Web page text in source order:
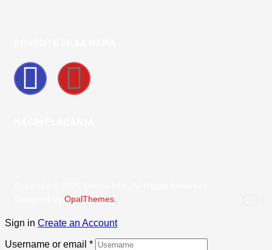
OpalThemes.
Sign in Create an Account
Username or email *